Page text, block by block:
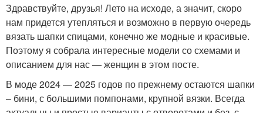
Здравствуйте, друзья! Лето на исходе, а значит, скоро
нам придется утепляться и возможно в первую очередь
вязать шапки спицами, конечно же модные и красивые.
Поэтому я собрала интересные модели со схемами и
описанием для нас — женщин в этом посте.
В моде 2024 — 2025 годов по прежнему остаются шапки
– бини, с большими помпонами, крупной вязки. Всегда